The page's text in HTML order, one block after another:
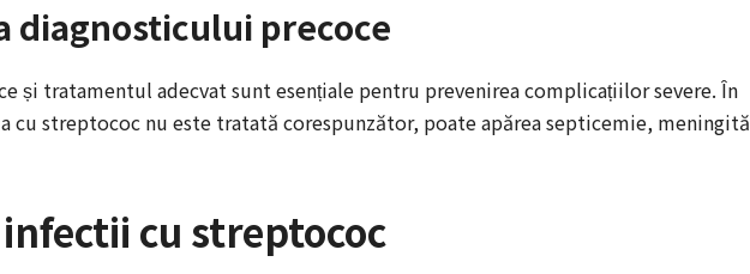
diagnosticului precoce
și tratamentul adecvat sunt esențiale pentru prevenirea complicațiilor severe. În
cu streptococ nu este tratată corespunzător, poate apărea septicemie, meningită
cu streptococ